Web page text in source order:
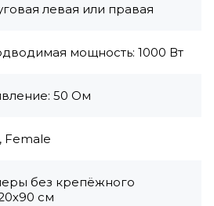
левая или правая
мощность: 1000 Вт
50 Ом
Female
без крепёжного
см